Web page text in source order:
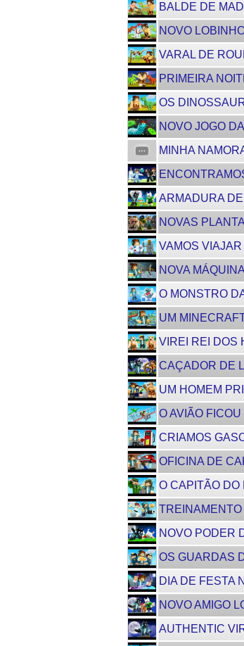
BALDE DE
NOVO
VARAL DE
PRIMEIRA
OS
NOVO JOGO
MINHA
ARMADURA
NOVAS
VAMOS
NOVA
O MONSTRO
UM
VIREI REI DOS
CAÇADOR DE
UM HOMEM
O AVIÃO
CRIAMOS
OFICINA DE
O CAPITÃO DO
TREINAMENTO
NOVO PODER
OS GUARDAS
DIA DE FESTA
NOVO AMIGO
AUTHENTIC